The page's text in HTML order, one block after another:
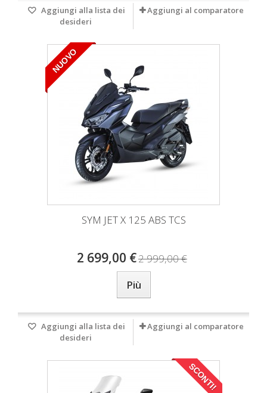
Aggiungi alla lista dei
desideri
Aggiungi al comparatore
NUOVO
SYM JET X 125 ABS TCS
2 699,00 €2 999,00 €
Più
Aggiungi alla lista dei
desideri
Aggiungi al comparatore
SCONTI!